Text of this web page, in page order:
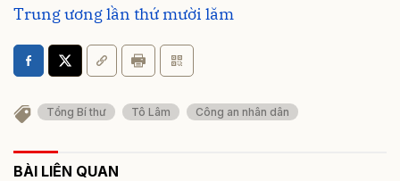
Trung ương lần thứ mười lăm
Tổng Bí thư Tô Lâm Công an nhân dân
BÀI LIÊN QUAN